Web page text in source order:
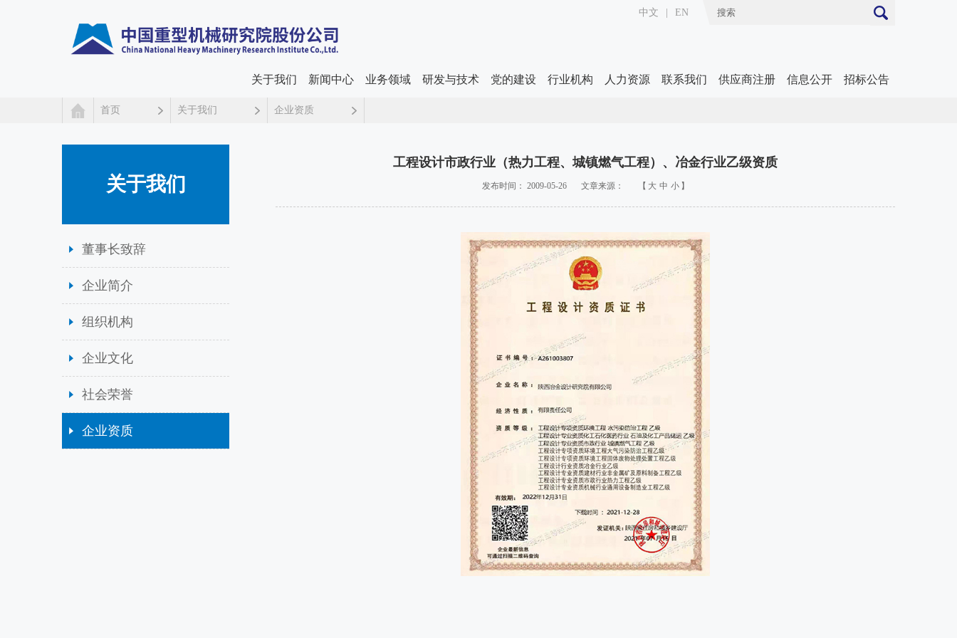
中文 EN
关于我们 新闻中心 业务领域 研发与技术 党的建设 行业机构 人力资源 联系我们 供应商注册 信息公开 招标公告
首页 关于我们 企业资质
关于我们
董事长致辞
企业简介
组织机构
企业文化
社会荣誉
企业资质
工程设计市政行业（热力工程、城镇燃气工程）、冶金行业乙级资质
发布时间： 2009-05-26 文章来源： 【 大 中 小 】